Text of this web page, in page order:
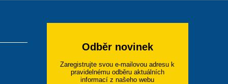
Odběr novinek
Zaregistrujte svou e-mailovou adresu k
pravidelnému odběru aktuálních
informací z našeho webu